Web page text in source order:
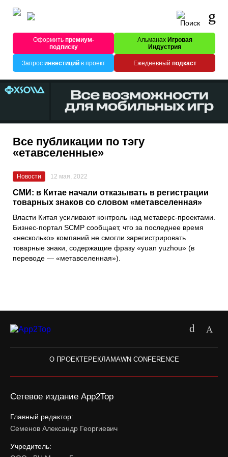
Оформитьпремиум-
подписку
Альманах Игровая
Индустрия
Запрос инвестицийв проект Ежедневный подкаст
Все публикации по тэгу
«етавселенные»
Новости 12 мая, 2022
СМИ: в Китае начали отказывать в регистрации
товарных знаков со словом «метавселенная»
Власти Китая усиливают контроль над метаверс-проектами.
Бизнес-портал SCMP сообщает, что за последнее время
«несколько» компаний не смогли зарегистрировать
товарные знаки, содержащие фразу «yuan yuzhou» (в
переводе — «метавселенная»).
О ПРОЕКТЕ РЕКЛАМАWN CONFERENCE
Сетевое издание App2Top
Главный редактор:
Семенов Александр Георгиевич
Учредитель: